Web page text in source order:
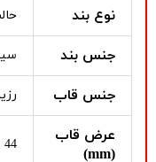
نوع بند
جنس بند
جنس قاب
عرض قاب
(mm)
44